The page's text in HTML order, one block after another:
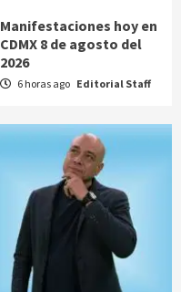
Manifestaciones hoy en
CDMX 8 de agosto del
2026
6 horas ago Editorial Staff